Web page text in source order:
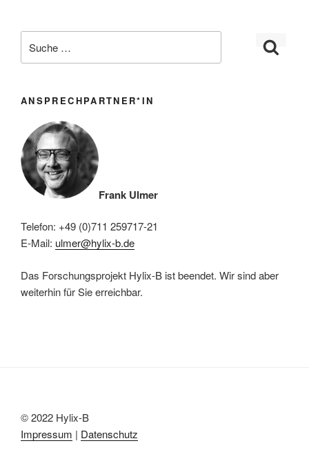
ANSPRECHPARTNER*IN
Frank Ulmer
Telefon: +49 (0)711 259717-21
E-Mail: ulmer@hylix-b.de
Das Forschungsprojekt Hylix-B ist beendet. Wir sind aber
weiterhin für Sie erreichbar.
© 2022 Hylix-B
Impressum | Datenschutz